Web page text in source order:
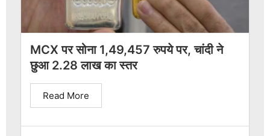
MCX पर सोना 1,49,457 रुपये पर, चांदी ने
छुआ 2.28 लाख का स्तर
Read More